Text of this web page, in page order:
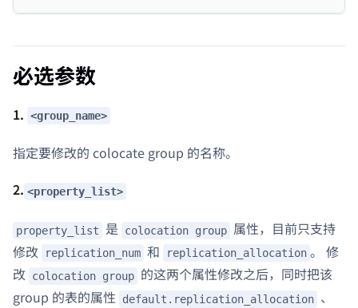
必选参数
1. <group_name>
指定要修改的 colocate group 的名称。
2. <property_list>
property_list 是 colocation group 属性，目前只支持
修改
replication_num 和 replication_allocation 。 修
改 colocation group 的这两个属性修改之后，同时把该
group 的表的属性
default.replication_allocation 、